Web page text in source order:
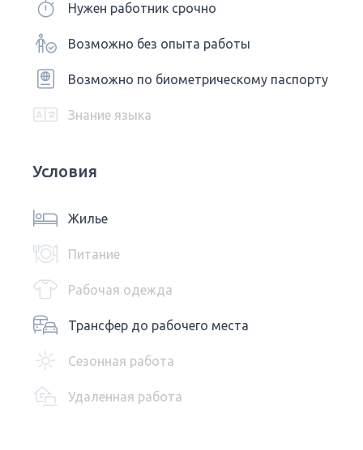
Нужен работник срочно
Возможно без опыта работы
Возможно по биометрическому паспорту
Знание языка
Условия
Жилье
Питание
Рабочая одежда
Трансфер до рабочего места
Сезонная работа
Удаленная работа